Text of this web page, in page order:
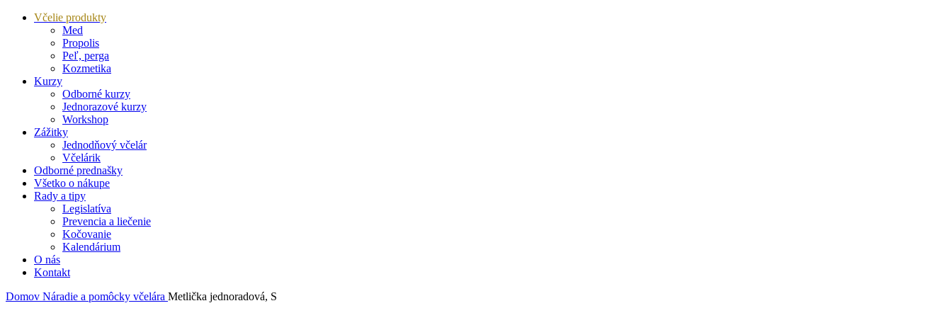
Včelie produkty
Med
Propolis
Peľ, perga
Kozmetika
Kurzy
Odborné kurzy
Jednorazové kurzy
Workshop
Zážitky
Jednodňový včelár
Včelárik
Odborné prednašky
Všetko o nákupe
Rady a tipy
Legislatíva
Prevencia a liečenie
Kočovanie
Kalendárium
O nás
Kontakt
Domov Náradie a pomôcky včelára Metlička jednoradová, S